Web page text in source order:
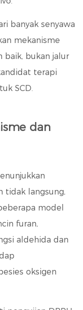
banyak senyawa
mekanisme
baik, bukan jalur
terapi
SCD.
dan
tidak langsung,
model
furan,
aldehida dan
oksigen